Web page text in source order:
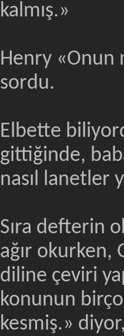
kalmış.»
Henry «Onun
sordu.
Elbette
gittiğinde,
nasıl lanetler
Sıra defterin
ağır okurken,
diline çeviri
konunun
kesmiş.»